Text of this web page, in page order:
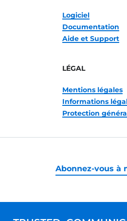
Logiciel
Documentation
Aide et Support
LÉGAL
Mentions légales
Informations
Protection
Abonnez-vous à